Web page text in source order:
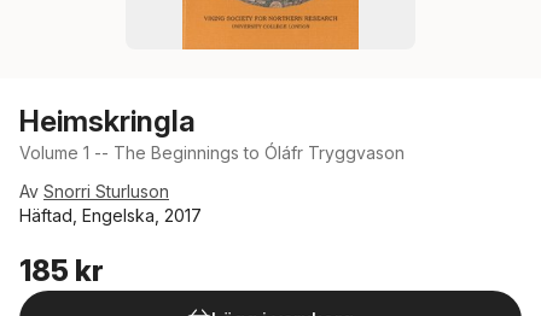
Heimskringla
Volume 1 -- The Beginnings to Óláfr Tryggvason
Av Snorri Sturluson
Häftad, Engelska, 2017
185 kr